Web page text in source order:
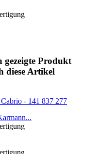
gezeigte Produkt
diese Artikel